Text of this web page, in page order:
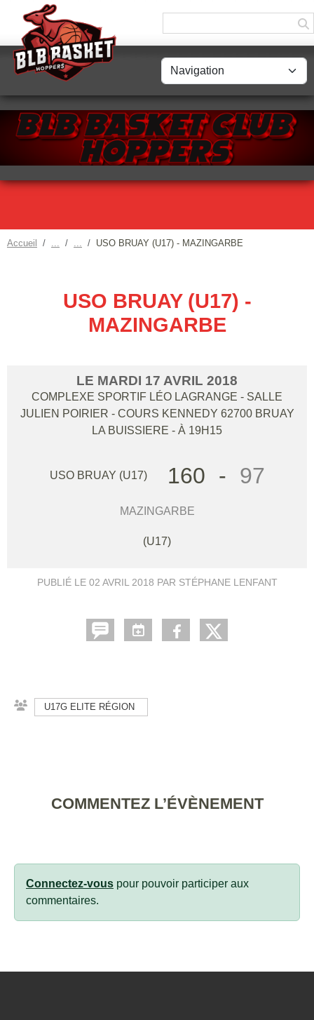
Accueil USO BRUAY (U17) - MAZINGARBE
USO BRUAY (U17) -
MAZINGARBE
LE MARDI 17 AVRIL 2018
COMPLEXE SPORTIF LÉO LAGRANGE - SALLE
JULIEN POIRIER - COURS KENNEDY 62700 BRUAY
LA BUISSIERE - À 19H15
USO BRUAY (U17) 160 - 97
MAZINGARBE
(U17)
PUBLIÉ LE 02 AVRIL 2018 PAR STÉPHANE LENFANT
U17G ELITE RÉGION
COMMENTEZ L’ÉVÈNEMENT
Connectez-vous pour pouvoir participer aux
commentaires.
Panneau de gestion des cookies